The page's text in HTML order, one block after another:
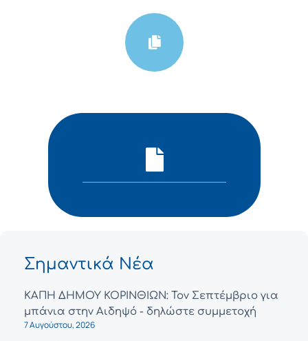
Σημαντικά Νέα
ΚΑΠΗ ΔΗΜΟΥ ΚΟΡΙΝΘΙΩΝ: Τον Σεπτέμβριο για
μπάνια στην Αιδηψό - δηλώστε συμμετοχή
7 Αυγούστου, 2026